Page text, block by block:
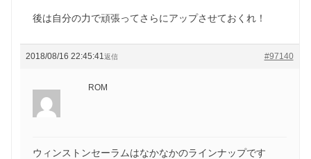
後は自分の力で頑張ってさらにアップさせておくれ！
2018/08/16 22:45:41 #97140
返信
ROM
ウィンストンセーラムはなかなかのラインナップです